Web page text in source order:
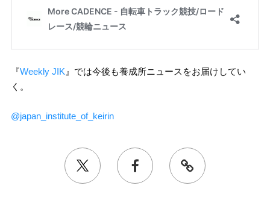
『Weekly JIK 』では今後も養成所ニュースをお届けしてい
く。
@japan_institute_of_keirin